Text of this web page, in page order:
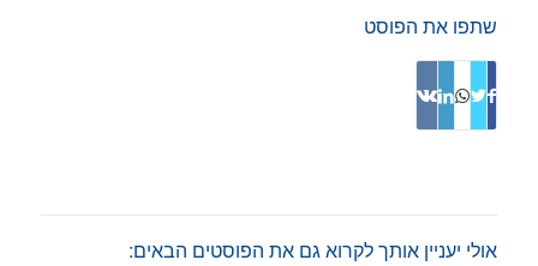
שתפו את הפוסט
אולי יעניין אותך לקרוא גם את הפוסטים הבאים: